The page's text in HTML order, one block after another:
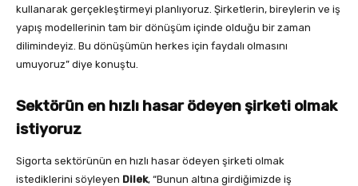
kullanarak gerçekleştirmeyi planlıyoruz. Şirketlerin, bireylerin ve iş
yapış modellerinin tam bir dönüşüm içinde olduğu bir zaman
dilimindeyiz. Bu dönüşümün herkes için faydalı olmasını
umuyoruz” diye konuştu.
Sektörün en hızlı hasar ödeyen şirketi olmak
istiyoruz
Sigorta sektörünün en hızlı hasar ödeyen şirketi olmak
istediklerini söyleyen Dilek, “Bunun altına girdiğimizde iş